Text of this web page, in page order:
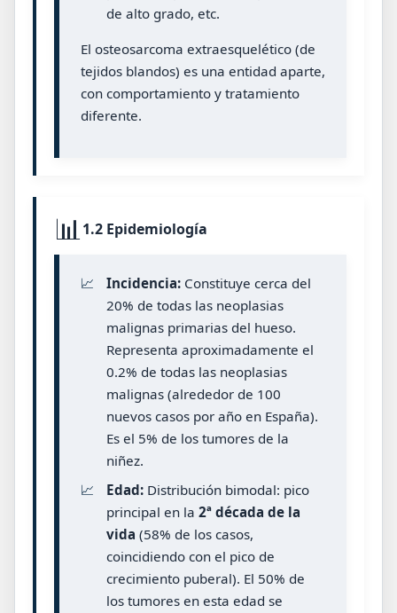
de alto grado, etc.
El osteosarcoma extraesquelético (de
tejidos blandos) es una entidad aparte,
con comportamiento y tratamiento
diferente.
📊1.2 Epidemiología
📈 Incidencia:Constituye cerca del
20% de todas las neoplasias
malignas primarias del hueso.
Representa aproximadamente el
0.2% de todas las neoplasias
malignas (alrededor de 100
nuevos casos por año en España).
Es el 5% de los tumores de la
niñez.
📈
Edad:Distribución bimodal: pico
principal en la 2ª década de la
vida (58% de los casos,
coincidiendo con el pico de
crecimiento puberal). El 50% de
los tumores en esta edad se